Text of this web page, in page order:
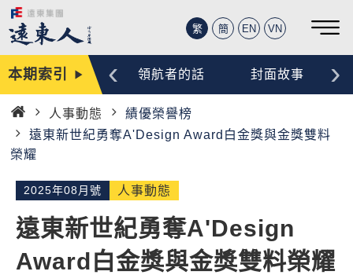
繁 簡 EN VN
本期索引編輯手記 領航者的話 封面故事
‹ ›
首
頁
人事動態
績優榮譽榜
遠東新世紀勇奪A'Design Award白金獎與金獎雙料
榮耀
2025年08月號 人事動態
遠東新世紀勇奪A'Design
Award白金獎與金獎雙料榮耀